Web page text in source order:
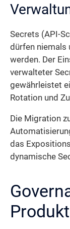
Secrets (API-
dürfen niemals
werden. Der
verwalteter
gewährleistet
Rotation und
Die Migration
das
dynamische